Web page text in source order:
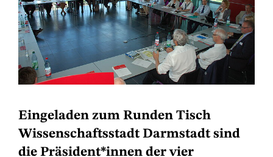
Eingeladen zum Runden Tisch
Wissenschaftsstadt Darmstadt sind
die Präsident*innen der vier